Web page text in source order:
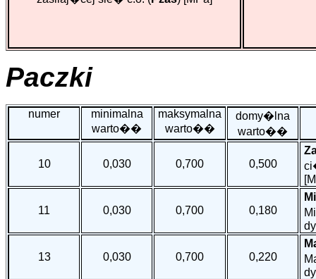
Paczki
numer
minimalna
warto��
maksymalna
warto��
domy�lna
warto��
10 0,030 0,700 0,500
11 0,030 0,700 0,180
13 0,030 0,700 0,220